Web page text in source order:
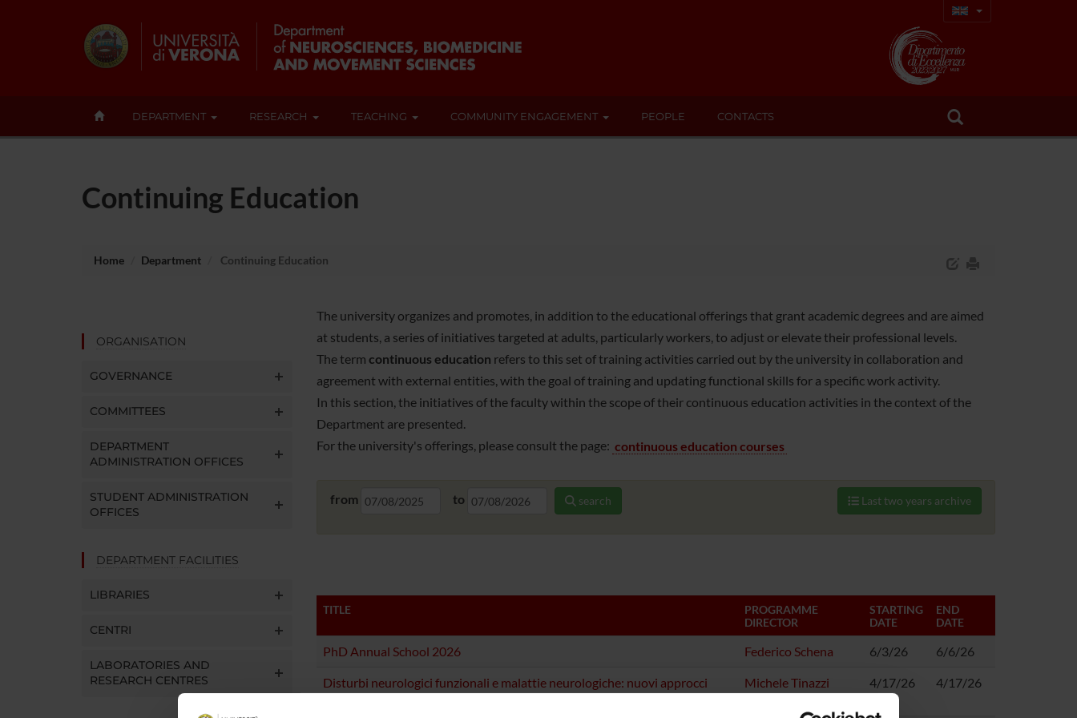
DEPARTMENT RESEARCH TEACHING COMMUNITY ENGAGEMENT PEOPLE CONTACTS
Continuing Education
Home Department Continuing Education
ORGANISATION
GOVERNANCE
COMMITTEES
DEPARTMENT
ADMINISTRATION OFFICES
STUDENT ADMINISTRATION
OFFICES
DEPARTMENT FACILITIES
LIBRARIES
CENTRI
LABORATORIES AND
RESEARCH CENTRES
The university organizes and promotes, in addition to the educational offerings that grant academic degrees and are aimed
at students, a series of initiatives targeted at adults, particularly workers, to adjust or elevate their professional levels.
The term continuous education refers to this set of training activities carried out by the university in collaboration and
agreement with external entities, with the goal of training and updating functional skills for a specific work activity.
In this section, the initiatives of the faculty within the scope of their continuous education activities in the context of the
Department are presented.
For the university's offerings, please consult the page: continuous education courses
from to search Last two years archive
TITLE
PROGRAMME
DIRECTOR
STARTING
DATE
END
DATE
PhD Annual School 2026 Federico Schena 6/3/26 6/6/26
Disturbi neurologici funzionali e malattie neurologiche: nuovi approcci
Michele Tinazzi 4/17/26 4/17/26